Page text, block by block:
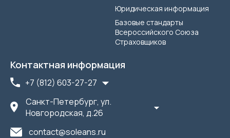
Юридическая информация
Базовые стандарты
Всероссийского Союза
Страховщиков
Контактная информация
+7 (812) 603-27-27
Санкт-Петербург, ул.
Новгородская, д.26
contact@soleans.ru